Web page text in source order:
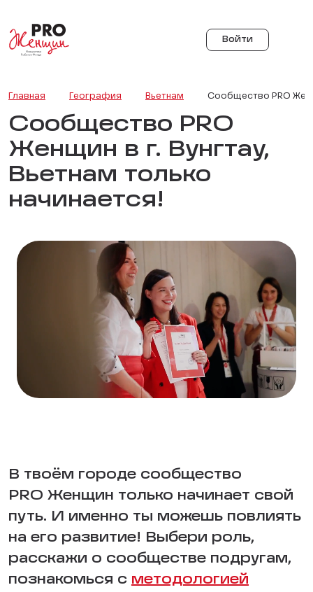
Войти
Главная География Вьетнам Сообщество PRO
Сообщество PRO
Женщин в г. Вунгтау,
Вьетнам только
начинается!
В твоём городе сообщество
PRO Женщин только начинает свой
путь. И именно ты можешь повлиять
на его развитие! Выбери роль,
расскажи о сообществе подругам,
познакомься с методологией